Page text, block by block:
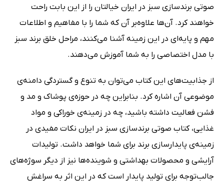
صوتی برندسازی سبز در ایران خیالتان را از این بابت راحت
خواهند کرد. آن‌ها علاوه‌بر آن که شما را با مفاهیم و اطلاعات
مهم و پایه‌ای در این زمینه آشنا می‌کنند، مراحل خلق برند سبز
با مدل اختصاصی را به شما آموزش می‌دهند.
از جذابیت‌های این کتاب می‌توان به تنوع و گستردگی دامنه‌ی
موضوعی آن اشاره کرد. بنابراین چه در حوزه‌ی پوشاک و مد و
فشن فعالیت داشته باشید، چه در زمینه‌ی خوراکی و مواد
غذایی، کتاب صوتی برندسازی سبز در ایران نکات مفیدی در
زمینه‌ی پایدارسازی برند برای شما خواهد داشت. تولیدات
آرایشی و محصولات بهداشتی و شوینده‌ها نیز از دیگر سوژه‌های
جالب‌توجه برای تولید پایدار است که در این اثر به سراغش